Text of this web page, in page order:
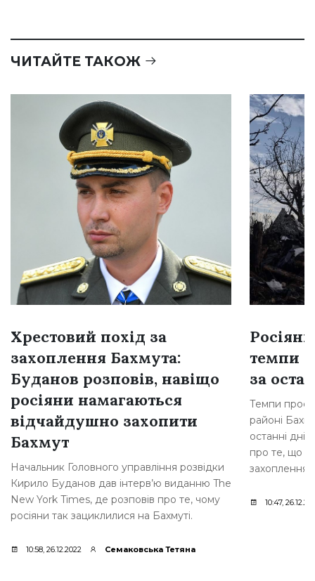
ЧИТАЙТЕ ТАКОЖ
Хрестовий похід за
захоплення Бахмута:
Буданов розповів, навіщо
росіяни намагаються
відчайдушно захопити
Бахмут
Начальник Головного управління розвідки
Кирило Буданов дав інтерв’ю виданню The
New York Times, де розповів про те, чому
росіяни так зациклилися на Бахмуті.
10:58, 26.12.2022 Семаковська Тетяна
темпи
за
Темпи
районі
останні
про те, що
захоплення
10:47,